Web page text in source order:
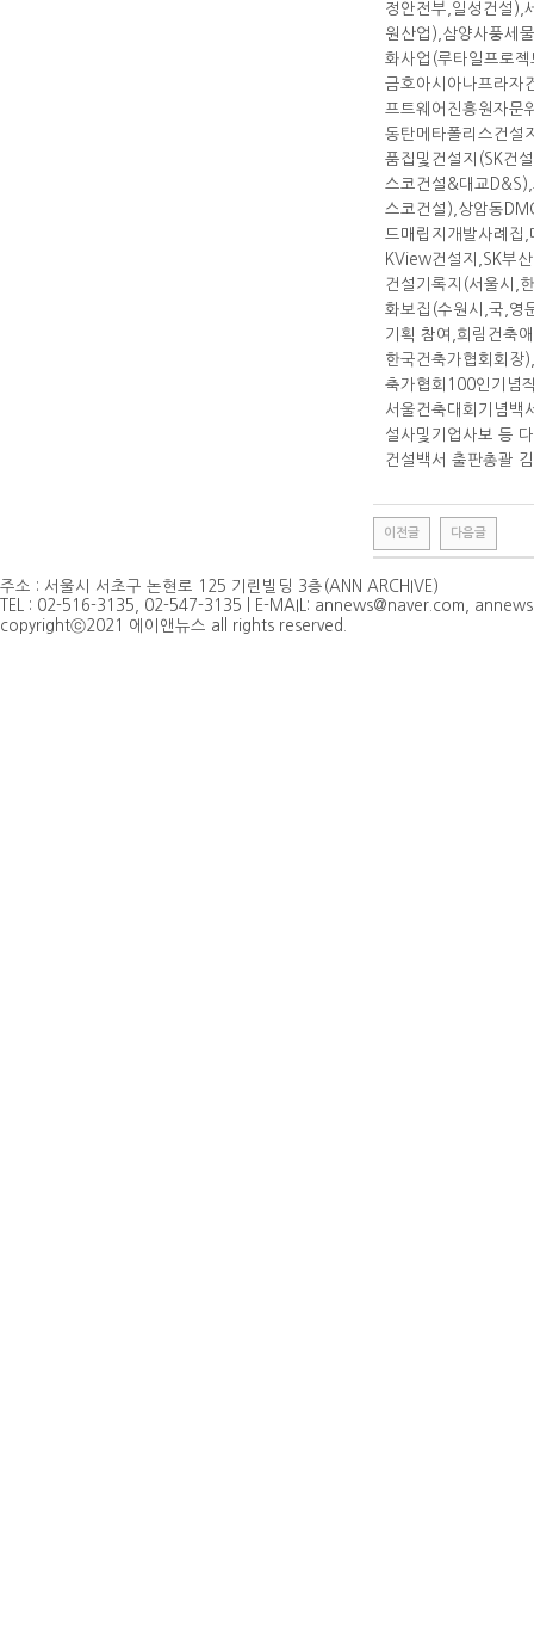
정안전부,일성건설),
원산업),삼양사풍세
화사업(루타일프로
금호아시아나프라자
프트웨어진흥원자문
동탄메타폴리스건설
품집및건설지(SK건
스코건설&대교
스코건설),상암동
드매립지개발사례집
KView건설지,SK부
건설기록지(서울시,
화보집(수원시,국,영
기획 참여,희림건축
한국건축가협회회장
축가협회100인기념
서울건축대회기념백
설사및기업사보 등
건설백서 출판총괄
이전글 다음글
주소 : 서울시 서초구 논현로 125 기린빌딩 3층(ANN ARCHIVE)
TEL : 02-516-3135, 02-547-3135 | E-MAIL: annews@naver.com,
copyrightⓒ2021 에이앤뉴스 all rights reserved.